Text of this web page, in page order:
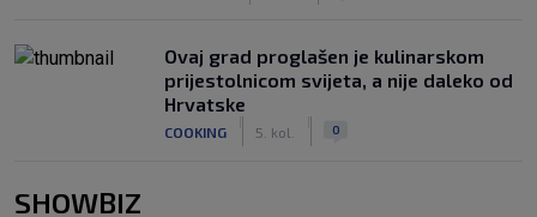
Ovaj grad proglašen je kulinarskom
prijestolnicom svijeta, a nije daleko od
Hrvatske
COOKING 5. kol. 0
SHOWBIZ